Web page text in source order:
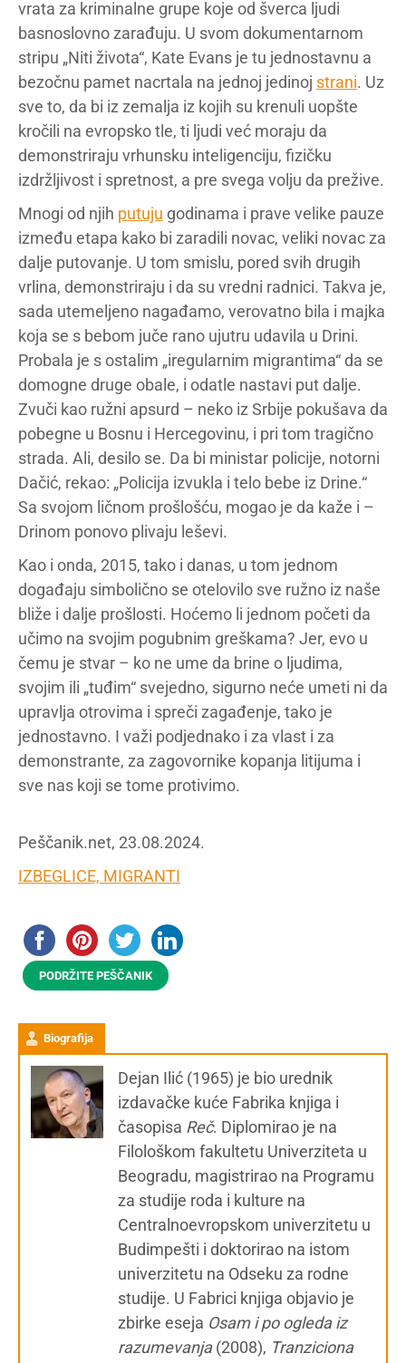
vrata za kriminalne grupe koje od šverca ljudi
basnoslovno zarađuju. U svom dokumentarnom
stripu „Niti života“, Kate Evans je tu jednostavnu a
bezočnu pamet nacrtala na jednoj jedinoj strani. Uz
sve to, da bi iz zemalja iz kojih su krenuli uopšte
kročili na evropsko tle, ti ljudi već moraju da
demonstriraju vrhunsku inteligenciju, fizičku
izdržljivost i spretnost, a pre svega volju da prežive.
Mnogi od njih putuju godinama i prave velike pauze
između etapa kako bi zaradili novac, veliki novac za
dalje putovanje. U tom smislu, pored svih drugih
vrlina, demonstriraju i da su vredni radnici. Takva je,
sada utemeljeno nagađamo, verovatno bila i majka
koja se s bebom juče rano ujutru udavila u Drini.
Probala je s ostalim „iregularnim migrantima“ da se
domogne druge obale, i odatle nastavi put dalje.
Zvuči kao ružni apsurd – neko iz Srbije pokušava da
pobegne u Bosnu i Hercegovinu, i pri tom tragično
strada. Ali, desilo se. Da bi ministar policije, notorni
Dačić, rekao: „Policija izvukla i telo bebe iz Drine.“
Sa svojom ličnom prošlošću, mogao je da kaže i –
Drinom ponovo plivaju leševi.
Kao i onda, 2015, tako i danas, u tom jednom
događaju simbolično se otelovilo sve ružno iz naše
bliže i dalje prošlosti. Hoćemo li jednom početi da
učimo na svojim pogubnim greškama? Jer, evo u
čemu je stvar – ko ne ume da brine o ljudima,
svojim ili „tuđim“ svejedno, sigurno neće umeti ni da
upravlja otrovima i spreči zagađenje, tako je
jednostavno. I važi podjednako i za vlast i za
demonstrante, za zagovornike kopanja litijuma i
sve nas koji se tome protivimo.
Peščanik.net, 23.08.2024.
IZBEGLICE, MIGRANTI
PODRŽITE PEŠČANIK
Biografija
Dejan Ilić (1965) je bio urednik
izdavačke kuće Fabrika knjiga i
časopisa Reč. Diplomirao je na
Filološkom fakultetu Univerziteta u
Beogradu, magistrirao na Programu
za studije roda i kulture na
Centralnoevropskom univerzitetu u
Budimpešti i doktorirao na istom
univerzitetu na Odseku za rodne
studije. U Fabrici knjiga objavio je
zbirke eseja Osam i po ogleda iz
razumevanja(2008), Tranziciona